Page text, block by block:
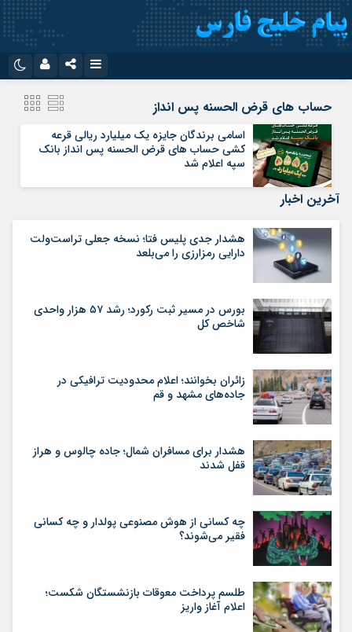
سروش
ایتا
آپارات
اپلیکیشن رمز عبور
حساب های قرض الحسنه پس انداز
اسامی برندگان جایزه یک میلیارد ریالی قرعه
کشی حساب های قرض الحسنه پس انداز بانک
سپه اعلام شد
آخرین اخبار
هشدار جدی پلیس فتا؛ نسخه جعلی تراست‌ولت
دارایی رمزارزی را می‌بلعد
بورس در مسیر ثبت رکورد؛ رشد ۵۷ هزار واحدی
شاخص کل
زائران بخوانند؛ اعلام محدودیت ترافیکی در
جاده‌های مشهد و قم
هشدار برای مسافران شمال؛ جاده چالوس و هراز
قفل شدند
چه کسانی از هوش مصنوعی پولدار و چه کسانی
فقیر می‌شوند؟
طلسم پرداخت معوقات بازنشستگان شکست؛
اعلام آغاز واریز